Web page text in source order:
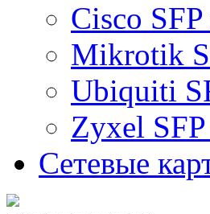
Cisco
Mikrotik
Ubiquiti
Zyxel
Сетевые